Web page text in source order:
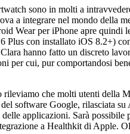
sono in molti a
a integrare nel mondo della
Wear per iPhone apre quindi
Plus con installato iOS 8.2+)
hanno fatto un discreto
per cui, pur comportandosi
che molti utenti della
software Google, rilasciata
delle applicazioni. Sarà
a Healthkit di Apple.